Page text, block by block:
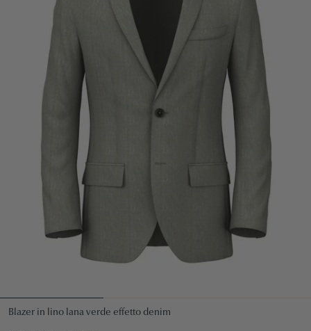
Blazer in lino lana verde effetto denim